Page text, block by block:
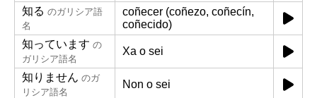
知る のガリシア語
名
coñecer (coñezo, coñecín,
coñecido)
知っています の
ガリシア語名
Xa o sei
知りません のガ
リシア語名
Non o sei